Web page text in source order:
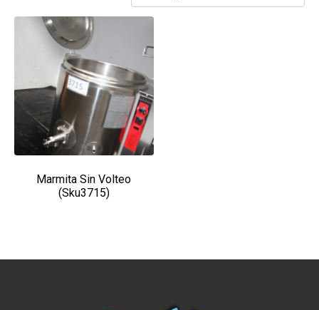
Marmita Sin Volteo
(Sku3715)